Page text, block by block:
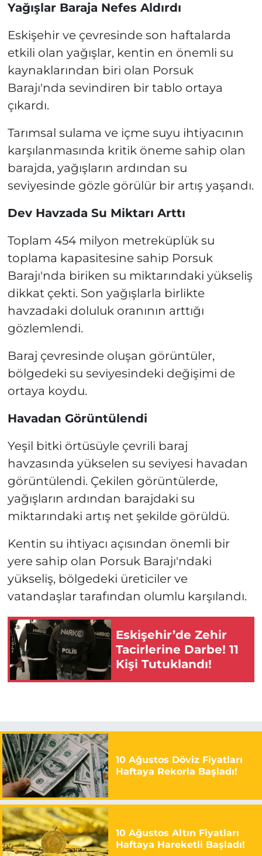
Yağışlar Baraja Nefes Aldırdı
Eskişehir ve çevresinde son haftalarda
etkili olan yağışlar, kentin en önemli su
kaynaklarından biri olan Porsuk
Barajı'nda sevindiren bir tablo ortaya
çıkardı.
Tarımsal sulama ve içme suyu ihtiyacının
karşılanmasında kritik öneme sahip olan
barajda, yağışların ardından su
seviyesinde gözle görülür bir artış yaşandı.
Dev Havzada Su Miktarı Arttı
Toplam 454 milyon metreküplük su
toplama kapasitesine sahip Porsuk
Barajı'nda biriken su miktarındaki yükseliş
dikkat çekti. Son yağışlarla birlikte
havzadaki doluluk oranının arttığı
gözlemlendi.
Baraj çevresinde oluşan görüntüler,
bölgedeki su seviyesindeki değişimi de
ortaya koydu.
Havadan Görüntülendi
Yeşil bitki örtüsüyle çevrili baraj
havzasında yükselen su seviyesi havadan
görüntülendi. Çekilen görüntülerde,
yağışların ardından barajdaki su
miktarındaki artış net şekilde görüldü.
Kentin su ihtiyacı açısından önemli bir
yere sahip olan Porsuk Barajı'ndaki
yükseliş, bölgedeki üreticiler ve
vatandaşlar tarafından olumlu karşılandı.
Eskişehir’de Zehir
Tacirlerine Darbe! 11
Kişi Tutuklandı!
10 Ağustos Döviz Fiyatları
Haftaya Rekorla Başladı!
10 Ağustos Altın Fiyatları
Haftaya Hareketli Başladı!